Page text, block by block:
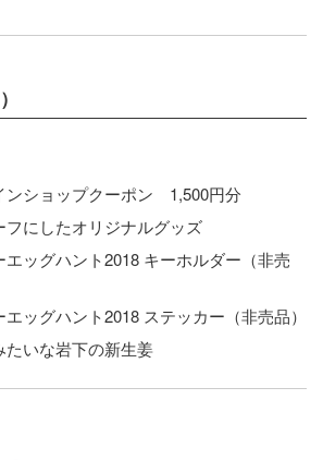
ンショップクーポン 1,500円分
フにしたオリジナルグッズ
ッグハント2018 キーホルダー（非売
ッグハント2018 ステッカー（非売品）
たいな岩下の新生姜